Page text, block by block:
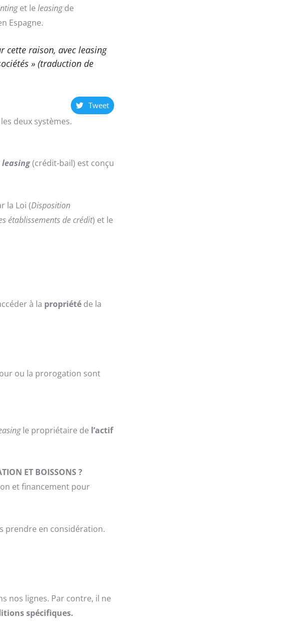
et le leasingde
Espagne.
cette raison, avecleasing
» (traduction de
Tweet
deux systèmes.
leasing(crédit-bail) est conçu
la Loi (Disposition
établissements de crédit) et le
à la propriété de la
ou la prorogation sont
le propriétaire de l’actif
ET BOISSONS ?
et financement pour
prendre en considération.
nos lignes. Par contre, il ne
spécifiques.